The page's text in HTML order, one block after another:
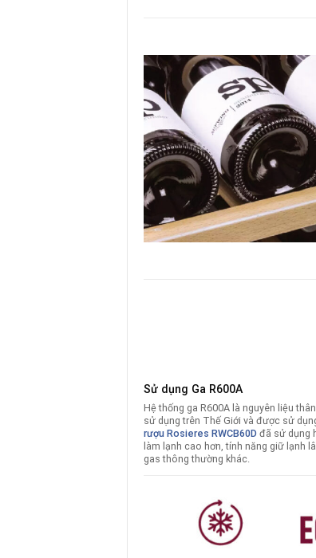
Sử dụng Ga R600A
Hệ thống ga R600A là nguyên liệu
sử dụng trên Thế Giới và được sử
rượu Rosieres RWCB60D đã sử dụng
làm lạnh cao hơn, tính năng giữ lạnh
gas thông thường khác.